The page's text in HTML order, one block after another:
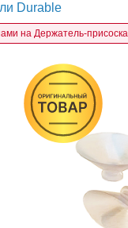
Durable
на Держатель-